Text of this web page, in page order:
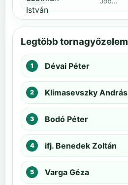
Legtöbb tornagyőzelem
Dévai Péter
Klimasevszky András
Bodó Péter
ifj. Benedek Zoltán
Varga Géza